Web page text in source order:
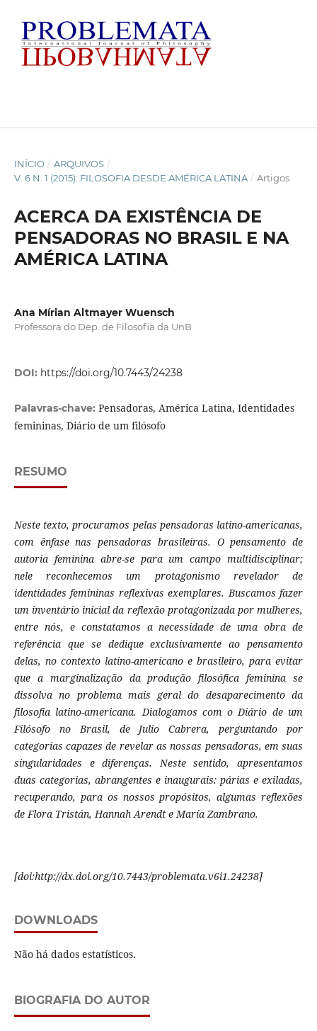
INÍCIO / ARQUIVOS /
V. 6 N. 1 (2015): FILOSOFIA DESDE AMÉRICA LATINA / Artigos
ACERCA DA EXISTÊNCIA DE
PENSADORAS NO BRASIL E NA
AMÉRICA LATINA
Ana Mírian Altmayer Wuensch
Professora do Dep. de Filosofia da UnB
DOI: https://doi.org/10.7443/24238
Palavras-chave: Pensadoras, América Latina, Identidades
femininas, Diário de um filósofo
RESUMO
Neste texto, procuramos pelas pensadoras latino-americanas,
com ênfase nas pensadoras brasileiras. O pensamento de
autoria feminina abre-se para um campo multidisciplinar;
nele reconhecemos um protagonismo revelador de
identidades femininas reflexivas exemplares. Buscamos fazer
um inventário inicial da reflexão protagonizada por mulheres,
entre nós, e constatamos a necessidade de uma obra de
referência que se dedique exclusivamente ao pensamento
delas, no contexto latino-americano e brasileiro, para evitar
que a marginalização da produção filosófica feminina se
dissolva no problema mais geral do desaparecimento da
filosofia latino-americana. Dialogamos com o Diário de um
Filósofo no Brasil, de Julio Cabrera, perguntando por
categorias capazes de revelar as nossas pensadoras, em suas
singularidades e diferenças. Neste sentido, apresentamos
duas categorias, abrangentes e inaugurais: párias e exiladas,
recuperando, para os nossos propósitos, algumas reflexões
de Flora Tristán, Hannah Arendt e María Zambrano.
[doi:http://dx.doi.org/10.7443/problemata.v6i1.24238]
DOWNLOADS
Não há dados estatísticos.
BIOGRAFIA DO AUTOR